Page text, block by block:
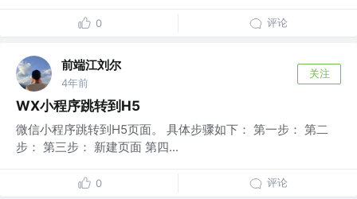
0 评论
前端江刘尔
4年前
关注
WX小程序跳转到H5
微信小程序跳转到H5页面。 具体步骤如下： 第一步： 第二
步： 第三步： 新建页面 第四...
0 评论